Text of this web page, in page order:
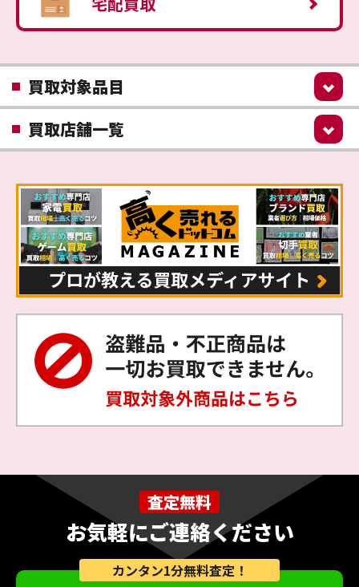
買取対象品目
買取店舗一覧
査定無料
お気軽にご連絡ください
カンタン1分無料査定！